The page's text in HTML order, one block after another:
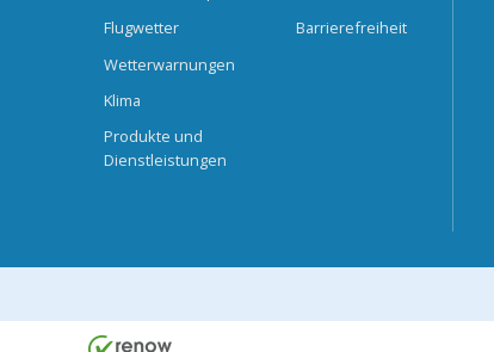
Flugwetter
Wetterwarnungen
Klima
Produkte und
Dienstleistungen
Barrierefreiheit